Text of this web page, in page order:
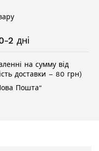
2 дні
на сумму від
доставки – 80 грн)
Пошта"